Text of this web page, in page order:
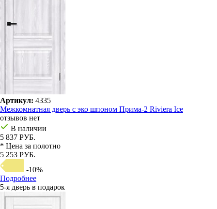
Артикул: 4335
Межкомнатная дверь с эко шпоном Прима-2 Riviera Ice
отзывов нет
В наличии
5 837 РУБ.
* Цена за полотно
5 253 РУБ.
-10%
Подробнее
5-я дверь в подарок